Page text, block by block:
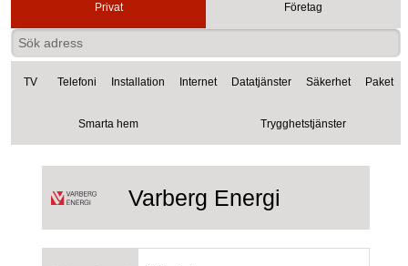
Privat Företag
TV Telefoni Installation Internet Datatjänster Säkerhet Paket
Smarta hem Trygghetstjänster
Varberg Energi